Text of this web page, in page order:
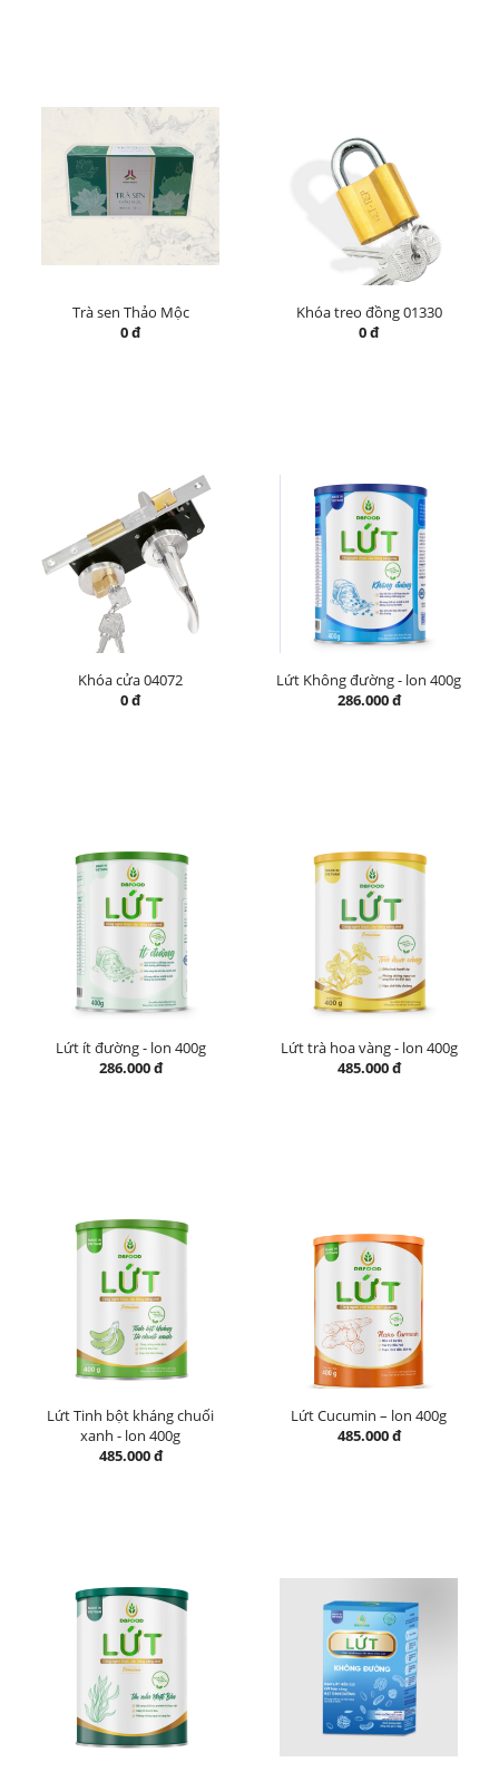
Trà sen Thảo Mộc
0 đ
Khóa treo đồng 01330
0 đ
Khóa cửa 04072
0 đ
Lứt Không đường - lon 400g
286.000 đ
Lứt ít đường - lon 400g
286.000 đ
Lứt trà hoa vàng - lon 400g
485.000 đ
Lứt Tinh bột kháng chuối
xanh - lon 400g
485.000 đ
Lứt Cucumin – lon 400g
485.000 đ